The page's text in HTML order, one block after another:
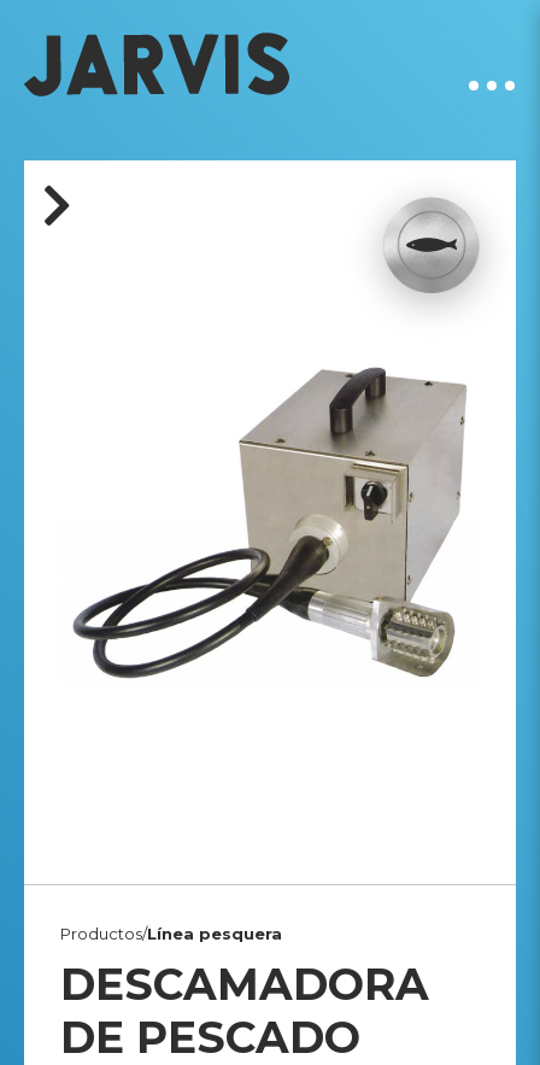
Productos/Línea pesquera
DESCAMADORA
DE PESCADO